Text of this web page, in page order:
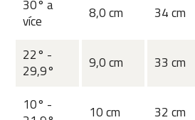
30° a
více
8,0 cm 34 cm
22° -
29,9°
9,0 cm 33 cm
10° -
10 cm 32 cm